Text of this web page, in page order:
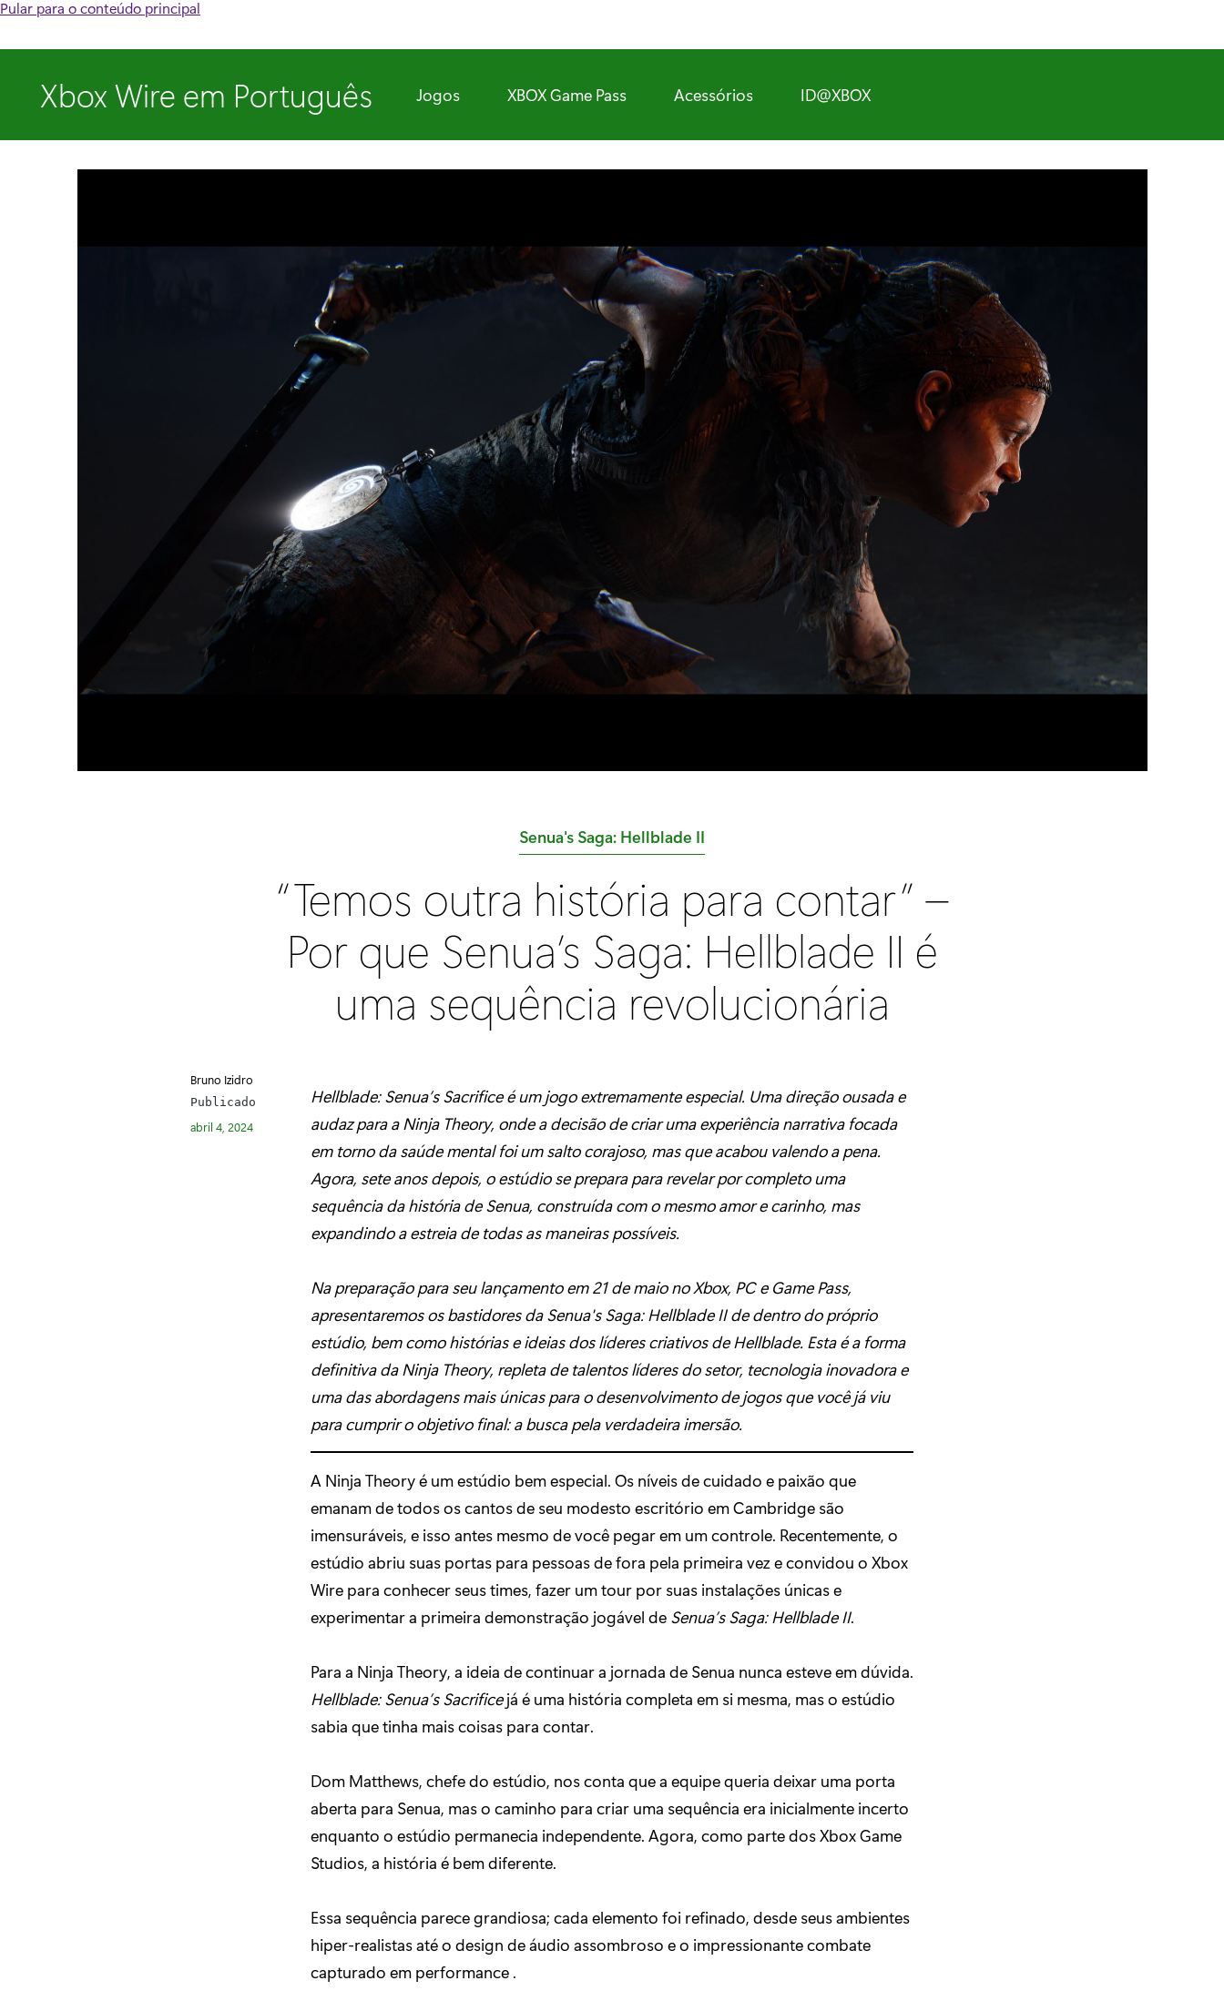
Pular para o conteúdo principal
Xbox Wire em Português Jogos XBOX Game Pass Acessórios ID@XBOX
C
e
o
r
Senua's Saga: Hellblade II
“Temos outra história para contar” –
Por que Senua’s Saga: Hellblade II é
uma sequência revolucionária
Bruno Izidro
Publicado
abril 4, 2024
Hellblade: Senua’s Sacrifice é um jogo extremamente especial. Uma direção ousada e
audaz para a Ninja Theory, onde a decisão de criar uma experiência narrativa focada
em torno da saúde mental foi um salto corajoso, mas que acabou valendo a pena.
Agora, sete anos depois, o estúdio se prepara para revelar por completo uma
sequência da história de Senua, construída com o mesmo amor e carinho, mas
expandindo a estreia de todas as maneiras possíveis.
Na preparação para seu lançamento em 21 de maio no Xbox, PC e Game Pass,
apresentaremos os bastidores da Senua's Saga: Hellblade II de dentro do próprio
estúdio, bem como histórias e ideias dos líderes criativos de Hellblade. Esta é a forma
definitiva da Ninja Theory, repleta de talentos líderes do setor, tecnologia inovadora e
uma das abordagens mais únicas para o desenvolvimento de jogos que você já viu
para cumprir o objetivo final: a busca pela verdadeira imersão.
A Ninja Theory é um estúdio bem especial. Os níveis de cuidado e paixão que
emanam de todos os cantos de seu modesto escritório em Cambridge são
imensuráveis, e isso antes mesmo de você pegar em um controle. Recentemente, o
estúdio abriu suas portas para pessoas de fora pela primeira vez e convidou o Xbox
Wire para conhecer seus times, fazer um tour por suas instalações únicas e
experimentar a primeira demonstração jogável de Senua’s Saga: Hellblade II.
Para a Ninja Theory, a ideia de continuar a jornada de Senua nunca esteve em dúvida.
Hellblade: Senua’s Sacrificejá é uma história completa em si mesma, mas o estúdio
sabia que tinha mais coisas para contar.
Dom Matthews, chefe do estúdio, nos conta que a equipe queria deixar uma porta
aberta para Senua, mas o caminho para criar uma sequência era inicialmente incerto
enquanto o estúdio permanecia independente. Agora, como parte dos Xbox Game
Studios, a história é bem diferente.
Essa sequência parece grandiosa; cada elemento foi refinado, desde seus ambientes
hiper-realistas até o design de áudio assombroso e o impressionante combate
capturado em performance .